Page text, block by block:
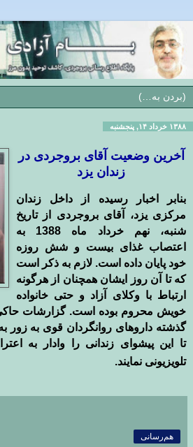
۱۳۸۸ خرداد ۱۴, پنجشنبه
آخرین وضعیت آقای بروجردی در
زندان یزد
بنابر اخبار رسیده از داخل زندان
مرکزی یزد، آقای بروجردی از تاریخ
شنبه، نهم خرداد ماه 1388 به
اعتصاب غذای بیست و شش روزه
خود پایان داده است. لازم به ذکر است
که تا آن روز ایشان همچنان از هرگونه
ارتباط با وکلای آزاد و حتی خانواده
خویش محروم بوده است. گزارشات
گذشته داروهای روانگردان قوی به زور
تا این پیشوای زندانی را وادار به
تلویزیونی نمایند.
هم‌رسانی